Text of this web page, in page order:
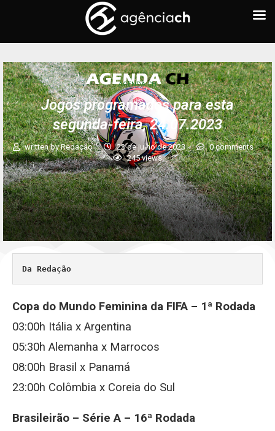
AGENDA CH
Jogos programados para esta
segunda-feira, 24.07.2023
written byRedação 23 de julho de 2023
0 comments
245views
Da Redação
Copa do Mundo Feminina da FIFA – 1ª Rodada
03:00h Itália x Argentina
05:30h Alemanha x Marrocos
08:00h Brasil x Panamá
23:00h Colômbia x Coreia do Sul
Brasileirão – Série A – 16ª Rodada